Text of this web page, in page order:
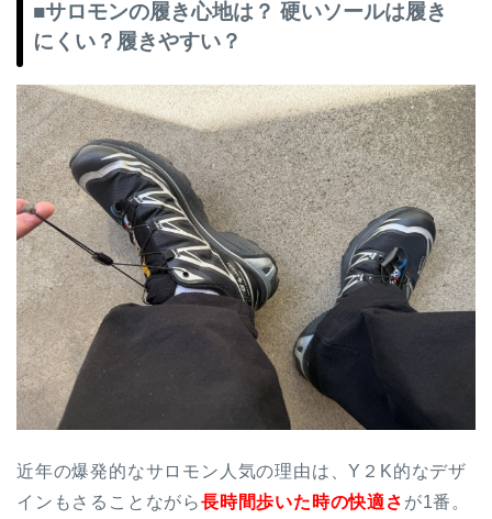
■サロモンの履き心地は？ 硬いソールは履き
にくい？履きやすい？
近年の爆発的なサロモン人気の理由は、Y２K的なデザ
インもさることながら長時間歩いた時の快適さ が1番。